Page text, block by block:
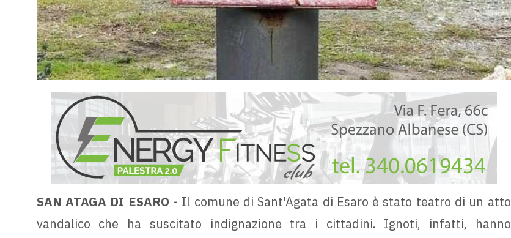
SAN ATAGA DI ESARO - Il comune di Sant'Agata di Esaro è stato teatro di un atto
vandalico che ha suscitato indignazione tra i cittadini. Ignoti, infatti, hanno